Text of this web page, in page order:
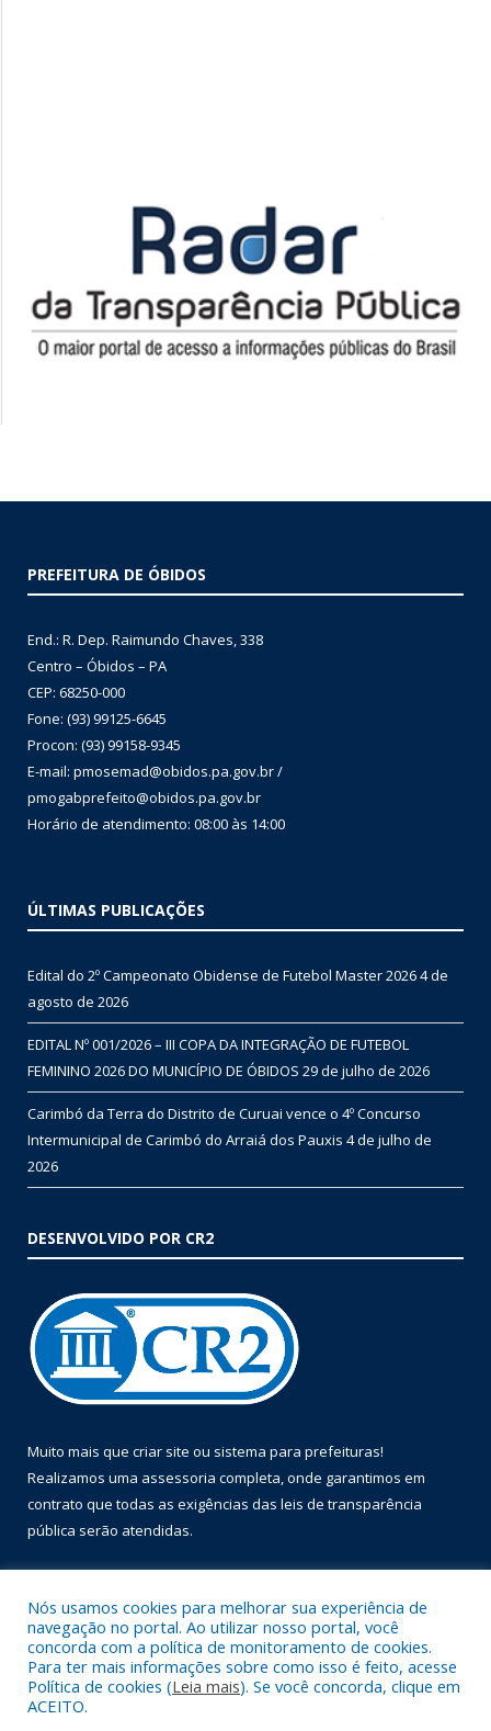
PREFEITURA DE ÓBIDOS
End.: R. Dep. Raimundo Chaves, 338
Centro – Óbidos – PA
CEP: 68250-000
Fone: (93) 99125-6645
Procon: (93) 99158-9345
E-mail: pmosemad@obidos.pa.gov.br /
pmogabprefeito@obidos.pa.gov.br
Horário de atendimento: 08:00 às 14:00
ÚLTIMAS PUBLICAÇÕES
Edital do 2º Campeonato Obidense de Futebol Master 20264 de
agosto de 2026
EDITAL Nº 001/2026 – III COPA DA INTEGRAÇÃO DE FUTEBOL
FEMININO 2026 DO MUNICÍPIO DE ÓBIDOS 29 de julho de 2026
Carimbó da Terra do Distrito de Curuai vence o 4º Concurso
Intermunicipal de Carimbó do Arraiá dos Pauxis 4 de julho de
2026
DESENVOLVIDO POR CR2
Muito mais que criar site ou sistema para prefeituras!
Realizamos uma assessoria completa, onde garantimos em
contrato que todas as exigências das leis de transparência
pública serão atendidas.
Todos os direitos reservados a Prefeitura Municipal de Óbidos.
Nós usamos cookies para melhorar sua experiência de
navegação no portal. Ao utilizar nosso portal, você
concorda com a política de monitoramento de cookies.
Para ter mais informações sobre como isso é feito, acesse
Política de cookies (Leia mais). Se você concorda, clique em
ACEITO.